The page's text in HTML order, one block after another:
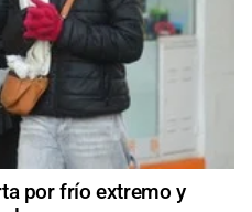
por frío extremo y